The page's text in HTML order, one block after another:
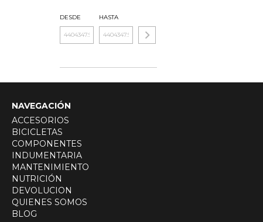
DESDE HASTA
NAVEGACIÓN
ACCESORIOS
BICICLETAS
COMPONENTES
INDUMENTARIA
MANTENIMIENTO
NUTRICIÓN
DEVOLUCION
QUIENES SOMOS
BLOG